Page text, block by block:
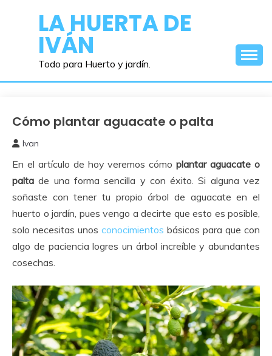
contenidoLA HUERTA DE
IVÁN
Todo para Huerto y jardín.
Como
o
Plantar
Cómo plantar aguacate o palta
febrero,
2020
Ivan
En el artículo de hoy veremos cómo plantar aguacate o
palta de una forma sencilla y con éxito. Si alguna vez
soñaste con tener tu propio árbol de aguacate en el
huerto o jardín, pues vengo a decirte que esto es posible,
solo necesitas unos conocimientos básicos para que con
algo de paciencia logres un árbol increíble y abundantes
cosechas.